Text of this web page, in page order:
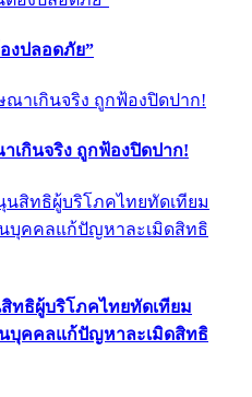
งปลอดภัย”
เกินจริง ถูกฟ้องปิดปาก!
ทธิผู้บริโภคไทยทัดเทียม
บุคคลแก้ปัญหาละเมิดสิทธิ